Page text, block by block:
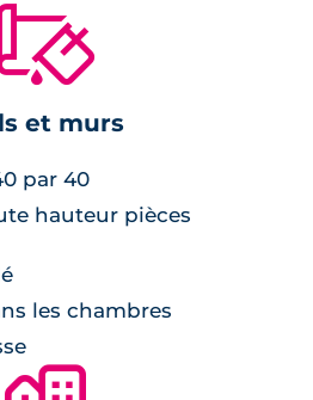
et murs
par 40
hauteur pièces
les chambres